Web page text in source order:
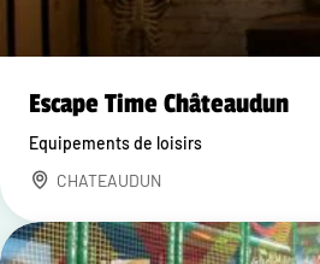
Escape Time Châteaudun
Equipements de loisirs
CHATEAUDUN